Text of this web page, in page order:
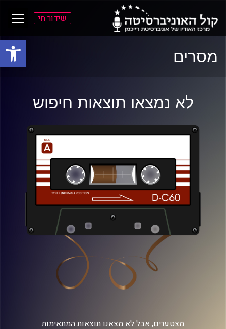
פתח
התפריט
הראשי
התוכן
הראשי
שידור חי
מסרים
לא נמצאו תוצאות חיפוש
מצטערים, אבל לא מצאנו תוצאות המתאימות